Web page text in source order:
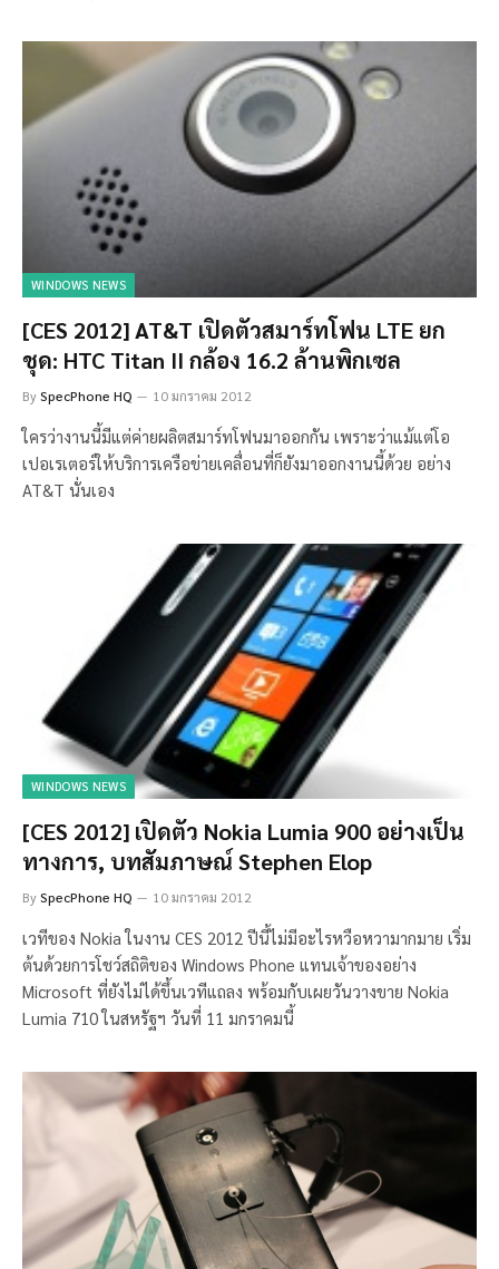
WINDOWS NEWS
[CES 2012] AT&T เปิดตัวสมาร์ทโฟน LTE ยก
ชุด: HTC Titan II กล้อง 16.2 ล้านพิกเซล
BySpecPhone HQ 10 มกราคม 2012
ใครว่างานนี้มีแต่ค่ายผลิตสมาร์ทโฟนมาออกกัน เพราะว่าแม้แต่โอ
เปอเรเตอร์ให้บริการเครือข่ายเคลื่อนที่ก็ยังมาออกงานนี้ด้วย อย่าง
AT&T นั่นเอง
WINDOWS NEWS
[CES 2012] เปิดตัว Nokia Lumia 900 อย่างเป็น
ทางการ, บทสัมภาษณ์ Stephen Elop
BySpecPhone HQ 10 มกราคม 2012
เวทีของ Nokia ในงาน CES 2012 ปีนี้ไม่มีอะไรหวือหวามากมาย เริ่ม
ต้นด้วยการโชว์สถิติของ Windows Phone แทนเจ้าของอย่าง
Microsoft ที่ยังไม่ได้ขึ้นเวทีแถลง พร้อมกับเผยวันวางขาย Nokia
Lumia 710 ในสหรัฐฯ วันที่ 11 มกราคมนี้